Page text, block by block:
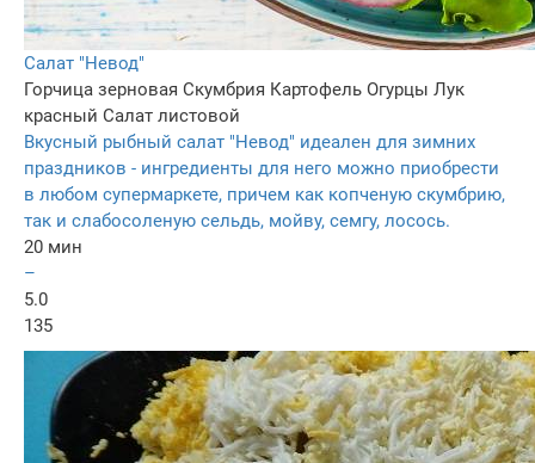
Салат "Невод"
Горчица зерновая Скумбрия Картофель Огурцы Лук
красный Салат листовой
Вкусный рыбный салат "Невод" идеален для зимних
праздников - ингредиенты для него можно приобрести
в любом супермаркете, причем как копченую скумбрию,
так и слабосоленую сельдь, мойву, семгу, лосось.
20 мин
–
5.0
135